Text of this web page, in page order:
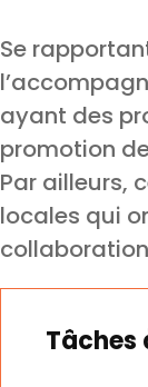
Se
ayant des
promotion
Par ailleurs,
locales qui
Tâches